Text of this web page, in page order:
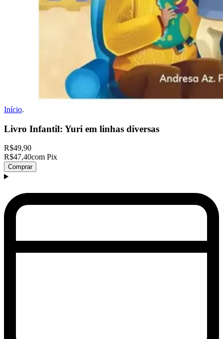
Início.
Livro Infantil: Yuri em linhas diversas
R$49,90
R$47,40com Pix
Comprar